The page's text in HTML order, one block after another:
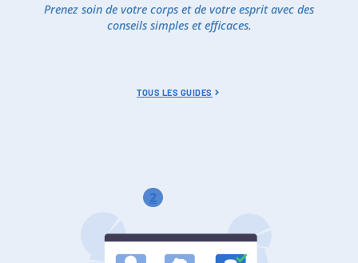
Prenez soin de votre corps et de votre esprit avec des
conseils simples et efficaces.
TOUS LES GUIDES
2